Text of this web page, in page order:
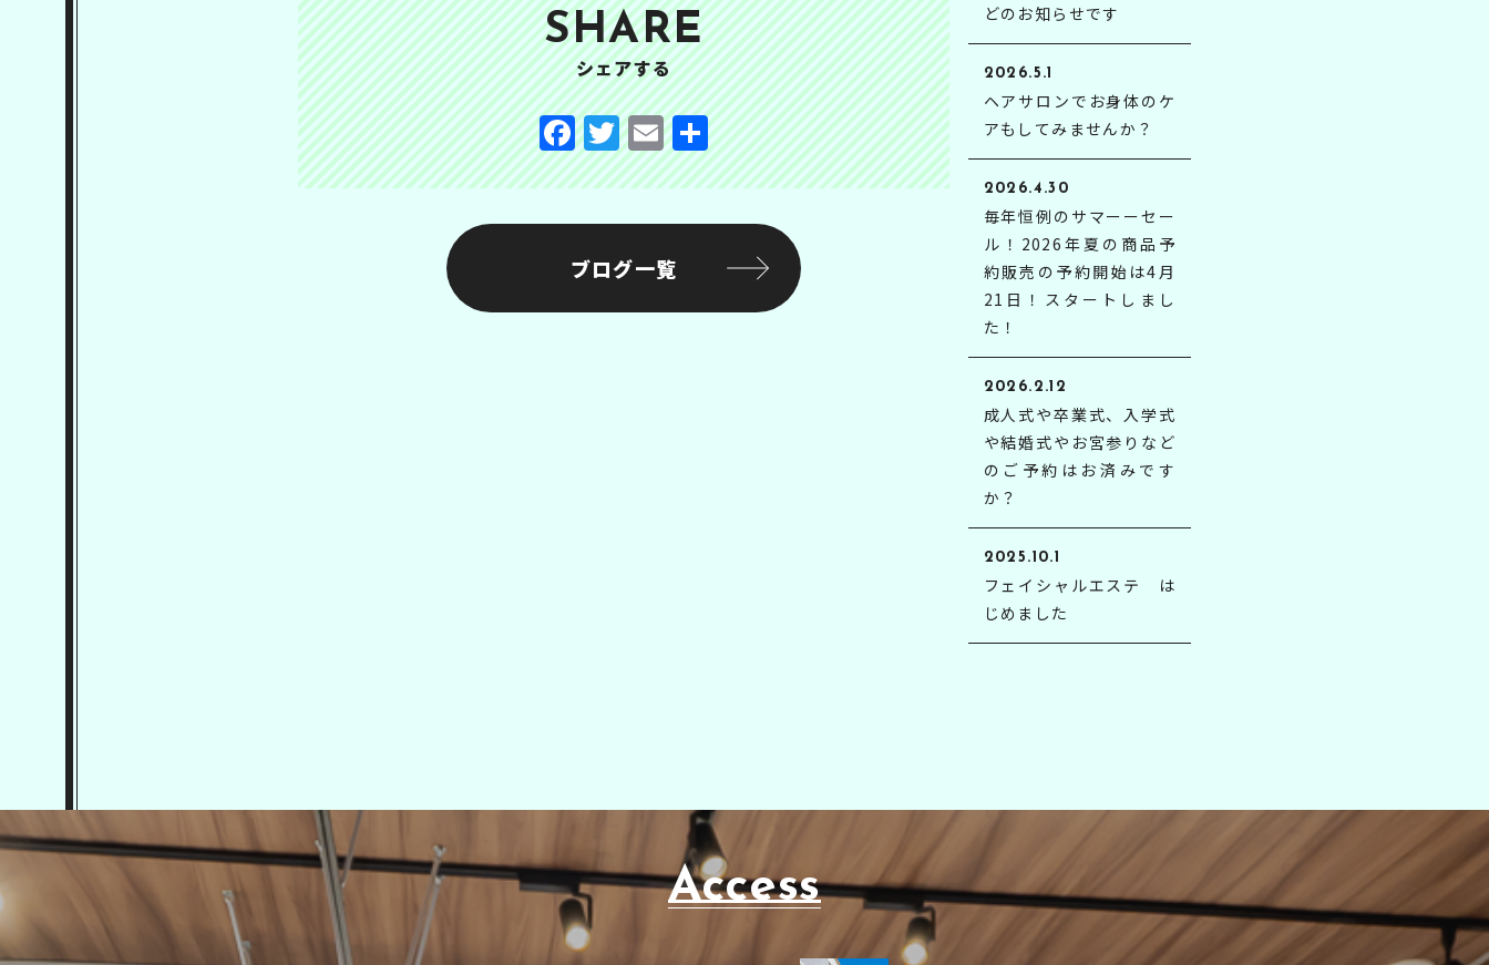
SHARE
シェアする
F
a
c
e
b
o
T
w
it
te
r
E
m
ai
l
共
有
ブログ一覧
どのお知らせです
2026.5.1
ヘアサロンでお身体のケ
アもしてみませんか？
2026.4.30
毎年恒例のサマーーセー
ル！2026年夏の商品予
約販売の予約開始は4月
21日！スタートしまし
た！
2026.2.12
成人式や卒業式、入学式
や結婚式やお宮参りなど
のご予約はお済みです
か？
2025.10.1
フェイシャルエステ は
じめました
Access